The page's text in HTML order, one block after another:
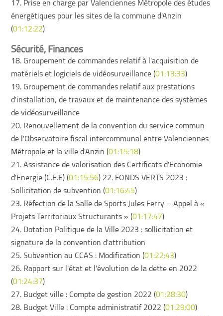
17. Prise en charge par Valenciennes Métropole des études
énergétiques pour les sites de la commune d'Anzin
(01:12:22)
Sécurité, Finances
18. Groupement de commandes relatif à l'acquisition de
matériels et logiciels de vidéosurveillance (01:13:33)
19. Groupement de commandes relatif aux prestations
d'installation, de travaux et de maintenance des systèmes
de vidéosurveillance
20. Renouvellement de la convention du service commun
de l'Observatoire fiscal intercommunal entre Valenciennes
Métropole et la ville d'Anzin (01:15:18)
21. Assistance de valorisation des Certificats d'Economie
d'Energie (C.E.E) (01:15:56) 22. FONDS VERTS 2023 :
Sollicitation de subvention (01:16:45)
23. Réfection de la Salle de Sports Jules Ferry – Appel à «
Projets Territoriaux Structurants » (01:17:47)
24. Dotation Politique de la Ville 2023 : sollicitation et
signature de la convention d'attribution
25. Subvention au CCAS : Modification (01:22:43)
26. Rapport sur l'état et l'évolution de la dette en 2022
(01:24:37)
27. Budget ville : Compte de gestion 2022 (01:28:30)
28. Budget Ville : Compte administratif 2022 (01:29:00)